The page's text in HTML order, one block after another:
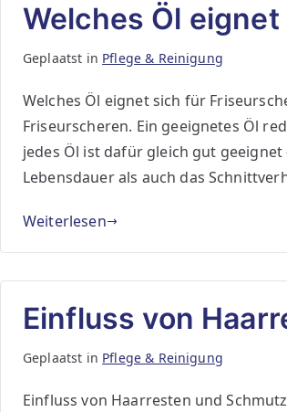
Welches Öl
Geplaatst in Pflege & Reinigung
Welches Öl eignet sich für
Friseurscheren. Ein geeignetes Öl
jedes Öl ist dafür gleich gut
Lebensdauer als auch das
Weiterlesen
Einfluss von
Geplaatst in Pflege & Reinigung
Einfluss von Haarresten und